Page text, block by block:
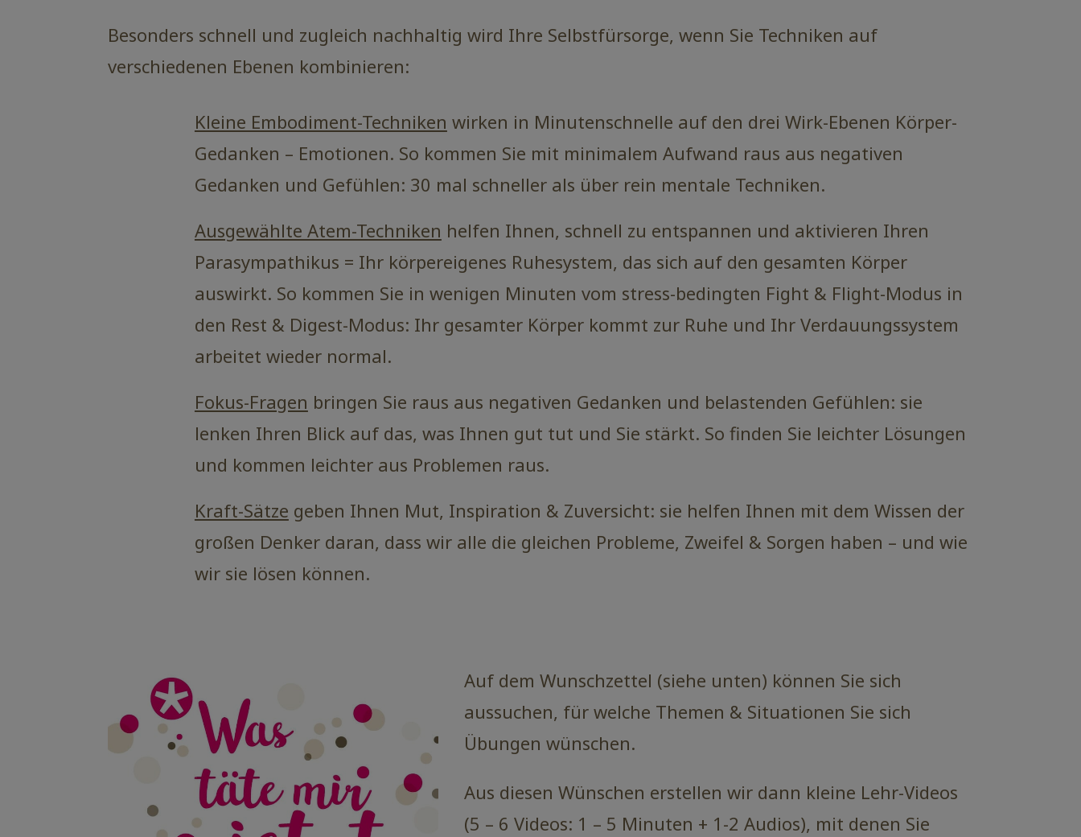
Besonders schnell und zugleich nachhaltig wird Ihre Selbstfürsorge, wenn Sie Techniken auf
verschiedenen Ebenen kombinieren:
Kleine Embodiment-Techniken wirken in Minutenschnelle auf den drei Wirk-Ebenen Körper-
Gedanken – Emotionen. So kommen Sie mit minimalem Aufwand raus aus negativen
Gedanken und Gefühlen: 30 mal schneller als über rein mentale Techniken.
Ausgewählte Atem-Techniken helfen Ihnen, schnell zu entspannen und aktivieren Ihren
Parasympathikus = Ihr körpereigenes Ruhesystem, das sich auf den gesamten Körper
auswirkt. So kommen Sie in wenigen Minuten vom stress-bedingten Fight & Flight-Modus in
den Rest & Digest-Modus: Ihr gesamter Körper kommt zur Ruhe und Ihr Verdauungssystem
arbeitet wieder normal.
Fokus-Fragen bringen Sie raus aus negativen Gedanken und belastenden Gefühlen: sie
lenken Ihren Blick auf das, was Ihnen gut tut und Sie stärkt. So finden Sie leichter Lösungen
und kommen leichter aus Problemen raus.
Kraft-Sätze geben Ihnen Mut, Inspiration & Zuversicht: sie helfen Ihnen mit dem Wissen der
großen Denker daran, dass wir alle die gleichen Probleme, Zweifel & Sorgen haben – und wie
wir sie lösen können.
Auf dem Wunschzettel (siehe unten) können Sie sich
aussuchen, für welche Themen & Situationen Sie sich
Übungen wünschen.
Aus diesen Wünschen erstellen wir dann kleine Lehr-Videos
(5 – 6 Videos: 1 – 5 Minuten + 1-2 Audios), mit denen Sie